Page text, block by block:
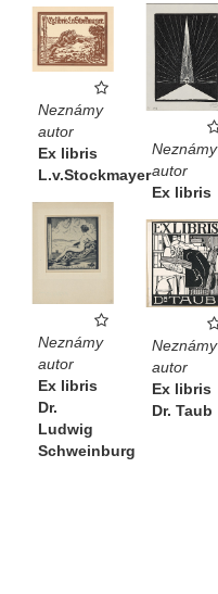
Neznámy
autor
Ex libris
Neznámy
autor
Ex libris
L.v.Stockmayer
Neznámy
autor
Ex libris
Dr.
Ludwig
Schweinburg
Neznámy
autor
Ex libris
Dr. Taub